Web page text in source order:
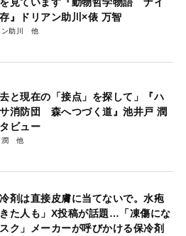
見ています『動物哲学物語 ナイ
』ドリアン助川×俵 万智
助川
去と現在の「接点」を探して」『ハ
消防団 森へつづく道』池井戸 潤
ビュー
冷剤は直接皮膚に当てないで。水疱
た人も」X投稿が話題…「凍傷にな
ク」メーカーが呼びかける保冷剤